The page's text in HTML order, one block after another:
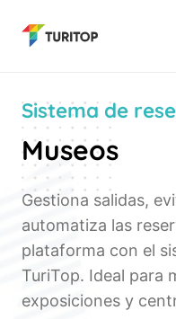
Sistema de
Museos
Gestiona salidas,
automatiza las
plataforma con el
TuriTop. Ideal para
exposiciones y